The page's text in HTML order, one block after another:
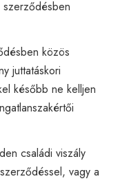
közös
juttatáskori
később ne kelljen
családi viszály
vagy a